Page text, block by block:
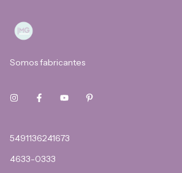
Somos fabricantes
5491136241673
4633-0333